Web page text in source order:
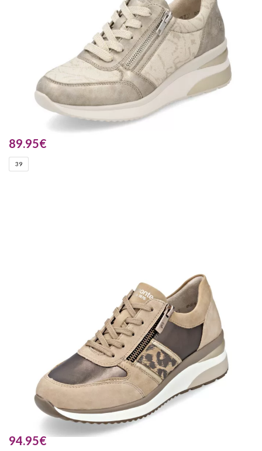
89.95€
39
94.95€